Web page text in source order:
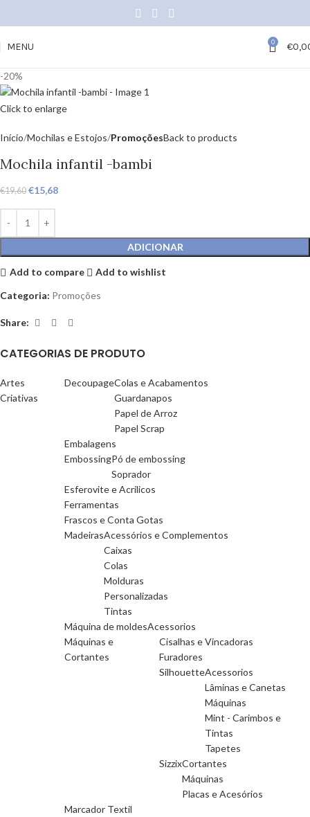
MENU 0 €
-20%
Click to enlarge
Início Mochilas e Estojos PromoçõesBack to products
Mochila infantil -bambi
€19,60 €15,68
ADICIONAR
Add to compare
Add to wishlist
Categoria: Promoções
Share:
CATEGORIAS DE PRODUTO
Artes
Criativas
DecoupageColas e Acabamentos
Guardanapos
Papel de Arroz
Papel Scrap
Embalagens
EmbossingPó de embossing
Soprador
Esferovite e Acrilicos
Ferramentas
Frascos e Conta Gotas
MadeirasAcessórios e Complementos
Caixas
Colas
Molduras
Personalizadas
Tintas
Máquina de moldesAcessorios
Máquinas e
Cortantes
Cisalhas e Vincadoras
Furadores
SilhouetteAcessorios
Lâminas e Canetas
Máquinas
Mint - Carimbos e
Tintas
Tapetes
SizzixCortantes
Máquinas
Placas e Acesórios
Marcador Textil